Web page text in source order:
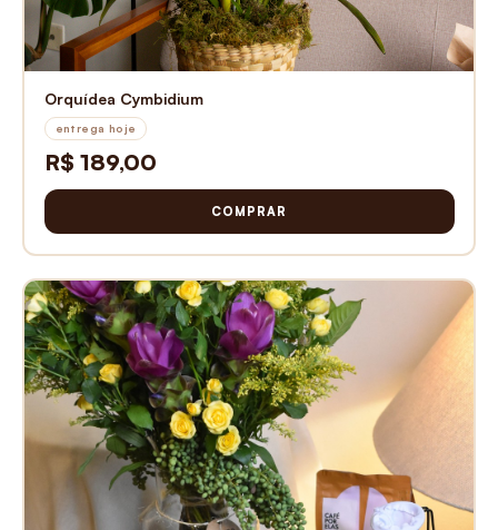
Orquídea Cymbidium
entrega hoje
R$ 189,00
COMPRAR